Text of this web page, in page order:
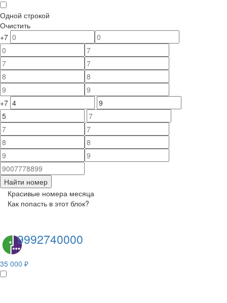
Одной строкой
Очистить
+7
+7
Найти номер
Красивые номера месяца
Как попасть в этот блок?
9992740000
35 000 ₽